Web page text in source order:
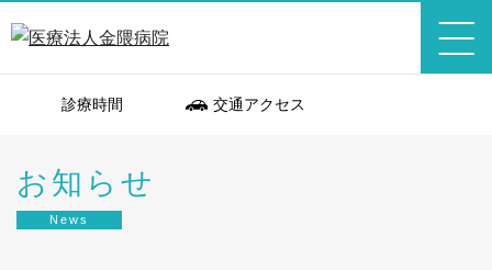
診療時間 交通アクセス
お知らせ
News